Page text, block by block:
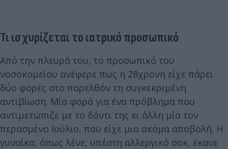
Τι ισχυρίζεται το ιατρικό προσωπικό
Από την πλευρά του, το προσωπικό του
νοσοκομείου ανέφερε πως η 28χρονη είχε πάρει
δύο φορές στο παρελθόν τη συγκεκριμένη
αντιβίωση. Μία φορά για ένα πρόβλημα που
αντιμετώπιζε με το δόντι της κι άλλη μία τον
περασμένο Ιούλιο, που είχε μια ακόμα αποβολή. Η
γυναίκα, όπως λένε, υπέστη αλλεργικό σοκ, έκανε